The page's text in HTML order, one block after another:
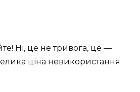
Ні, це не тривога, це —
ціна невикористання.